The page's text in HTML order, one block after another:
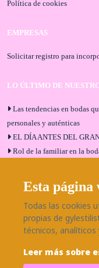
Política de cookies
EMPRESAS
Solicitar registro para
LO ÚLTIMO DE
Las tendencias en bodas
personales y auténticas
EL DÍA ANTES DEL
Rol de la familiar en la
Bodas en Alhaurín de la
Málaga
¿Cómo será tu boda?
Blog de bodas
SÍGUENOS EN NUESTRAS
Esta página
Todas las cookies
propias de
técnicos, analíticos
Leer más sobre